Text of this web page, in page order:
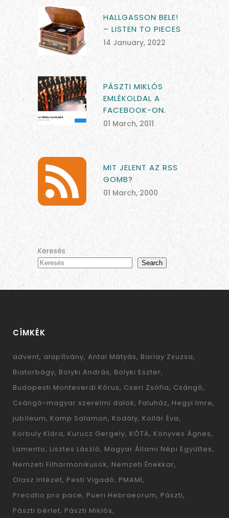
HALLGASSON BELE!
– LISTEN TO PIECES
14 January, 2022
PÁSZTI MIKLÓS
EMLÉKOLDAL A
FACEBOOK-ON.
01 March, 2011
MIT JELENT AZ RSS
GOMB?
01 March, 2000
Keresés
Search
CÍMKÉK
advent alapítvány Antal Mátyás Barlay Zsuzsa
Biatorbágy Bolyki András Bolyki Eszter
Budapesti Monteverdi Kórus Cseri Zsófia Csángó
Csángó-magyar szerelmi dalok Faluház Hegyi Imre
jubíleum Kamp Salamon Kodály Kollár Éva
Korbuly Klára Kurucz Gergely KÓTA Könyves Ágnes
Lamento Lisztes László Magyar Állami Népi Együttes
Nemzeti Filharmonikusok Nemzeti Énekkar
Olasz Intézet Pesti Vigadó PMAMI
Precatio pro pace Pueri Hebraeorum Pászti
Pászti bérlet Pászti Miklós